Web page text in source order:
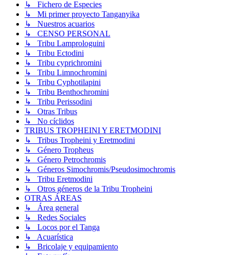
↳ Fichero de Especies
↳ Mi primer proyecto Tanganyika
↳ Nuestros acuarios
↳ CENSO PERSONAL
↳ Tribu Lamprologuini
↳ Tribu Ectodini
↳ Tribu cyprichromini
↳ Tribu Limnochromini
↳ Tribu Cyphotilapini
↳ Tribu Benthochromini
↳ Tribu Perissodini
↳ Otras Tribus
↳ No cíclidos
TRIBUS TROPHEINI Y ERETMODINI
↳ Tribus Tropheini y Eretmodini
↳ Género Tropheus
↳ Género Petrochromis
↳ Géneros Simochromis/Pseudosimochromis
↳ Tribu Eretmodini
↳ Otros géneros de la Tribu Tropheini
OTRAS ÁREAS
↳ Área general
↳ Redes Sociales
↳ Locos por el Tanga
↳ Acuarística
↳ Bricolaje y equipamiento